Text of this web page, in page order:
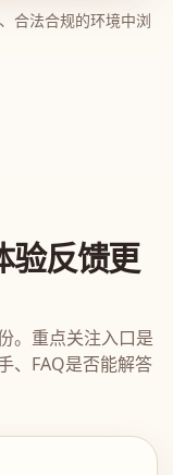
合法合规的环境中浏
验反馈更
。重点关注入口是
、FAQ是否能解答